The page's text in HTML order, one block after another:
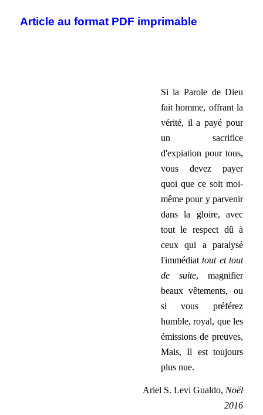
Article au format PDF imprimable
Si la Parole de Dieu
fait homme, offrant la
vérité, il a payé pour
un sacrifice
d'expiation pour tous,
vous devez payer
quoi que ce soit moi-
même pour y parvenir
dans la gloire, avec
tout le respect dû à
ceux qui a paralysé
l'immédiattout et tout
de suite, magnifier
beaux vêtements, ou
si vous préférez
humble, royal, que les
émissions de preuves,
Mais, Il est toujours
plus nue.
Ariel S. Levi Gualdo, Noël
2016